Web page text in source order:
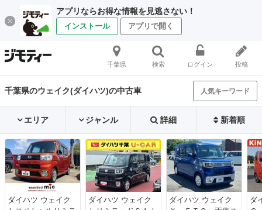
アプリならお得な情報を見逃さない！
インストール アプリで開く
千葉県 検索 ログイン 投稿
千葉県のウェイク(ダイハツ)の中古車 人気キーワード
エリア ジャンル 詳細 新着順
ダイハツ ウェイク
ダイハツ ウェイク
ダイハツ ウェイク
ダ